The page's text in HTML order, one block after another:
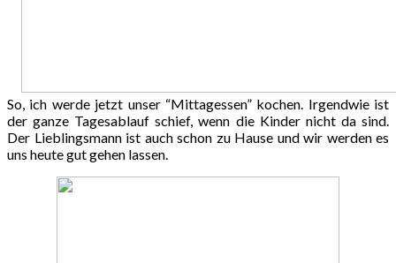
So, ich werde jetzt unser “Mittagessen” kochen. Irgendwie ist
der ganze Tagesablauf schief, wenn die Kinder nicht da sind.
Der Lieblingsmann ist auch schon zu Hause und wir werden es
uns heute gut gehen lassen.